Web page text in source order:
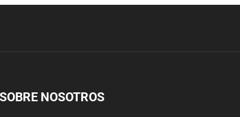
SOBRE NOSOTROS